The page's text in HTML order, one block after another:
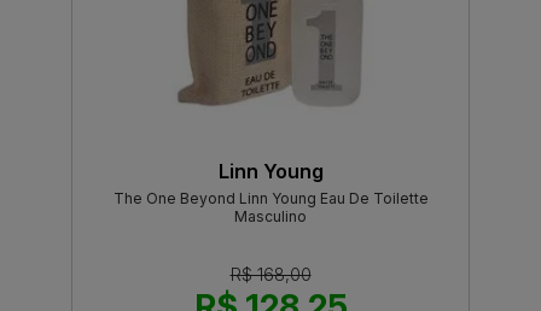
Linn Young
The One Beyond Linn Young Eau De Toilette
Masculino
R$ 168,00